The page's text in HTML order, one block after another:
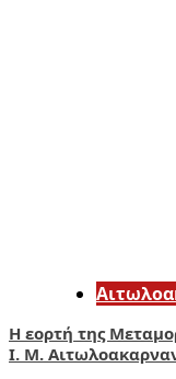
Η εορτή της
Ι. Μ.